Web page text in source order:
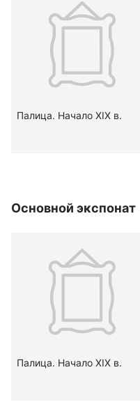
Палица. Начало ХIХ в.
Основной экспонат
Палица. Начало ХIХ в.